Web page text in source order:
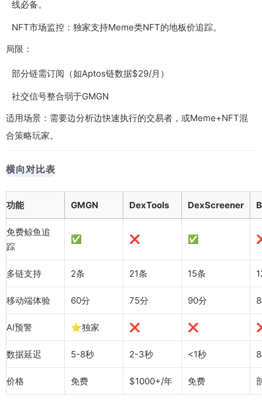
线必备。
NFT市场监控：独家支持Meme类NFT的地板价追踪。
局限：
部分链需订阅（如Aptos链数据$29/月）
社交信号整合弱于GMGN
适用场景：需要边分析边快速执行的交易者，或Meme+NFT混
合策略玩家。
横向对比表
功能 GMGN DexTools DexScreener
免费鲸鱼追
踪
✅ ❌ ✅
多链支持 2条 21条 15条
移动端体验 60分 75分 90分
AI预警 ⭐️独家 ❌ ❌
数据延迟 5-8秒 2-3秒 <1秒
价格 免费 $1000+/年 免费